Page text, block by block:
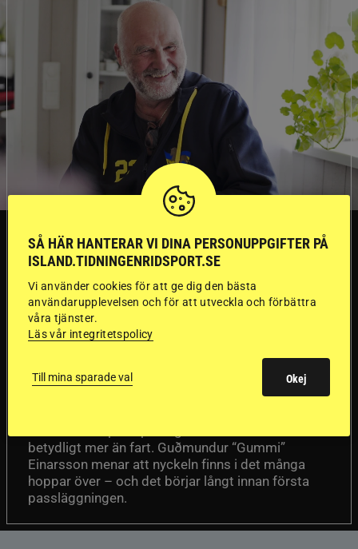
”Gummi” berättar:
Första stegen mot
en internationell
passhäst
betydligt mer än fart. Guðmundur “Gummi”
Einarsson menar att nyckeln finns i det många
hoppar över – och det börjar långt innan första
passläggningen.
SÅ HÄR HANTERAR VI DINA PERSONUPPGIFTER PÅ
ISLAND.TIDNINGENRIDSPORT.SE
Vi använder cookies för att ge dig den bästa
användarupplevelsen och för att utveckla och förbättra
våra tjänster.
Läs vår integritetspolicy
Till mina sparade val Okej